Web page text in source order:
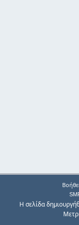
Η σελίδα